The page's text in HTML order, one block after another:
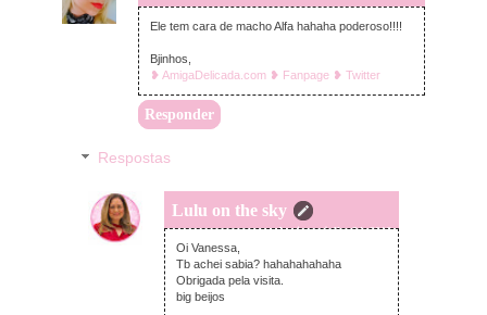
Ele tem cara de macho Alfa hahaha poderoso!!!!
Bjinhos,
❥ AmigaDelicada.com ❥ Fanpage ❥ Twitter
Responder
Respostas
Lulu on the sky
domingo, julho 24, 2016
Oi Vanessa,
Tb achei sabia? hahahahahaha
Obrigada pela visita.
big beijos